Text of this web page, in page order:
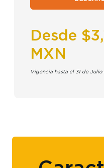
Desde
MXN
Vigencia hasta el 31 de Julio